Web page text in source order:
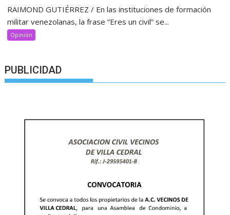
RAIMOND GUTIÉRREZ / En las instituciones de formación
militar venezolanas, la frase “Eres un civil” se...
Opinión
PUBLICIDAD